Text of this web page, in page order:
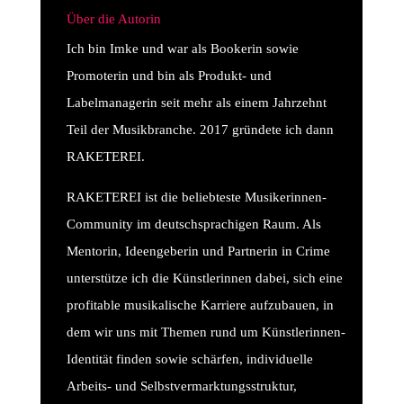
Über die Autorin
Ich bin Imke und war als Bookerin sowie
Promoterin und bin als Produkt- und
Labelmanagerin seit mehr als einem Jahrzehnt
Teil der Musikbranche. 2017 gründete ich dann
RAKETEREI.
RAKETEREI ist die beliebteste Musikerinnen-
Community im deutschsprachigen Raum. Als
Mentorin, Ideengeberin und Partnerin in Crime
unterstütze ich die Künstlerinnen dabei, sich eine
profitable musikalische Karriere aufzubauen, in
dem wir uns mit Themen rund um Künstlerinnen-
Identität finden sowie schärfen, individuelle
Arbeits- und Selbstvermarktungsstruktur,